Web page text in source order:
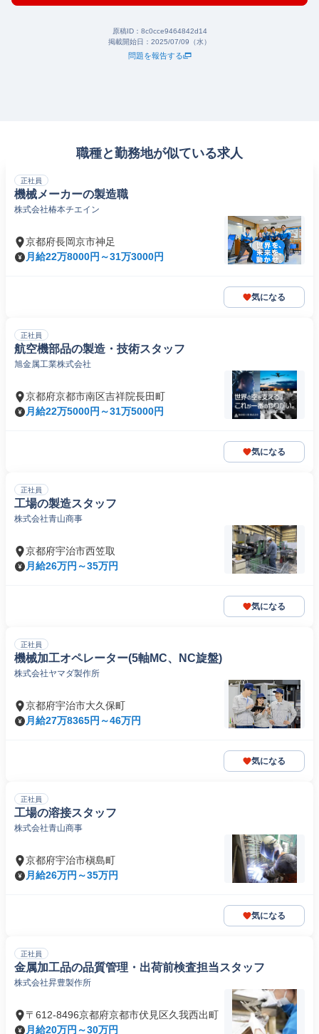
原稿ID： 8c0cce9464842d14
掲載開始日： 2025/07/09（水）
問題を報告する
職種と勤務地が似ている求人
正社員
機械メーカーの製造職
株式会社椿本チエイン
京都府長岡京市神足
月給22万8000円～31万3000円
気になる
正社員
航空機部品の製造・技術スタッフ
旭金属工業株式会社
京都府京都市南区吉祥院長田町
月給22万5000円～31万5000円
気になる
正社員
工場の製造スタッフ
株式会社青山商事
京都府宇治市西笠取
月給26万円～35万円
気になる
正社員
機械加工オペレーター(5軸MC、NC旋盤)
株式会社ヤマダ製作所
京都府宇治市大久保町
月給27万8365円～46万円
気になる
正社員
工場の溶接スタッフ
株式会社青山商事
京都府宇治市槇島町
月給26万円～35万円
気になる
正社員
金属加工品の品質管理・出荷前検査担当スタッフ
株式会社昇豊製作所
〒612-8496京都府京都市伏見区久我西出町
月給20万円～30万円